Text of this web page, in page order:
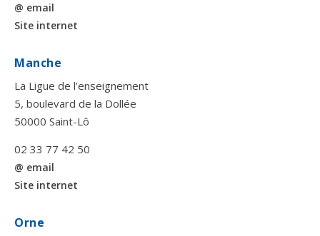
@ email
Site internet
Manche
La Ligue de l’enseignement
5, boulevard de la Dollée
50000 Saint-Lô
02 33 77 42 50
@ email
Site internet
Orne